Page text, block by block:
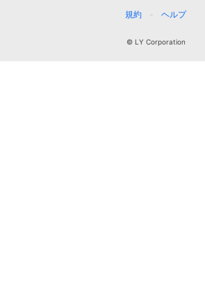
規約
ヘルプ
© LY Corporation